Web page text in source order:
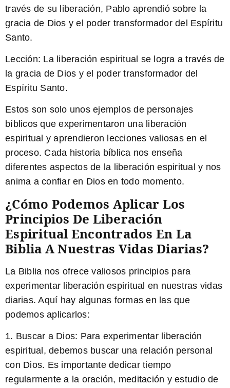
través de su liberación, Pablo aprendió sobre la
gracia de Dios y el poder transformador del Espíritu
Santo.
Lección: La liberación espiritual se logra a través de
la gracia de Dios y el poder transformador del
Espíritu Santo.
Estos son solo unos ejemplos de personajes
bíblicos que experimentaron una liberación
espiritual y aprendieron lecciones valiosas en el
proceso. Cada historia bíblica nos enseña
diferentes aspectos de la liberación espiritual y nos
anima a confiar en Dios en todo momento.
¿Cómo Podemos Aplicar Los
Principios De Liberación
Espiritual Encontrados En La
Biblia A Nuestras Vidas Diarias?
La Biblia nos ofrece valiosos principios para
experimentar liberación espiritual en nuestras vidas
diarias. Aquí hay algunas formas en las que
podemos aplicarlos:
1. Buscar a Dios: Para experimentar liberación
espiritual, debemos buscar una relación personal
con Dios. Es importante dedicar tiempo
regularmente a la oración, meditación y estudio de